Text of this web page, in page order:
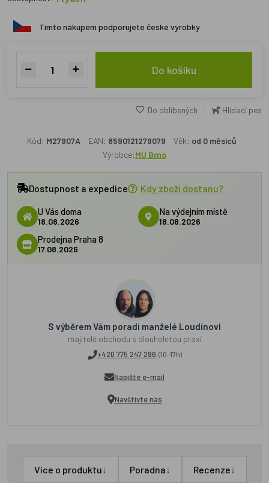
Tímto nákupem podporujete české výrobky
Do košíku
Do oblíbených Hlídací pes
Kód: M27907A EAN: 8590121279079 Věk: od 0 měsíců
Výrobce:MÚ Brno
Dostupnost a expedice Kdy zboží dostanu?
U Vás doma
18.08.2026
Na výdejním místě
18.08.2026
Prodejna Praha 8
17.08.2026
S výběrem Vám poradí manželé Loudínovi
majitelé obchodu s dlouholetou praxí
+420 775 247 296 (10-17h)
Napište e-mail
Navštivte nás
Více o produktu↓ Poradna↓ Recenze↓